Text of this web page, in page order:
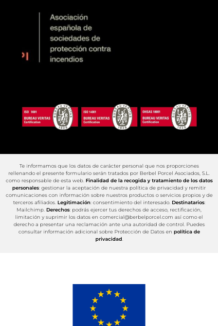
Te informamos que los datos de carácter personal que nos proporciones
rellenando el presente formulario serán tratados por Berbel Porcel Asociados, S.L.
como responsable de esta web. Finalidad de la recogida y tratamiento de los datos
personales: gestionar la aceptación de nuestra política de privacidad y remitir
comunicaciones con información sobre nuestros productos o servicios propios y de
terceros afiliados. Legitimación: consentimiento del interesado. Destinatarios:
Mailchimp. Derechos: podrás ejercer tus derechos de acceso, rectificación,
limitación y suprimir los datos en comercial@berbelporcel.com así como el
derecho a presentar una reclamación ante una autoridad de control. Puedes
consultar información adicional sobre Protección de Datos en política de
privacidad.